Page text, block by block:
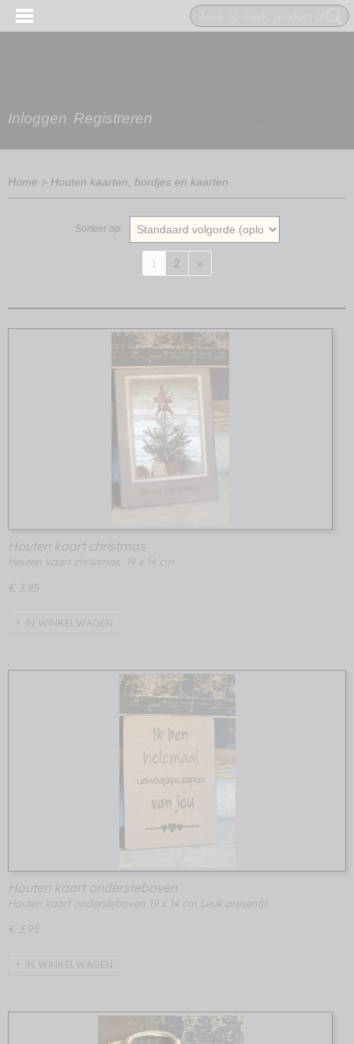
Inloggen Registreren
Home > Houten kaarten, bordjes en kaarten
Sorteer op:
1 2 »
Houten kaart christmas
Houten kaart christmas 19 x 14 cm
€ 3,95
IN WINKELWAGEN
Houten kaart ondersteboven
Houten kaart ondersteboven 19 x 14 cm Leuk presentjr
€ 3,95
IN WINKELWAGEN